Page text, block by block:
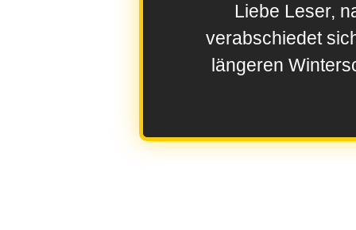
Liebe Leser,
verabschiedet
längeren